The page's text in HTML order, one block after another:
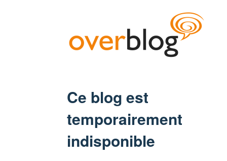
Ce blog est
temporairement
indisponible